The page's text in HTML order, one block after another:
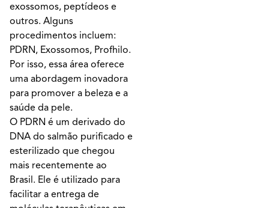
exossomos, peptídeos e
outros. Alguns
procedimentos incluem:
PDRN, Exossomos, Profhilo.
Por isso, essa área oferece
uma abordagem inovadora
para promover a beleza e a
saúde da pele.
O PDRN é um derivado do
DNA do salmão purificado e
esterilizado que chegou
mais recentemente ao
Brasil. Ele é utilizado para
facilitar a entrega de